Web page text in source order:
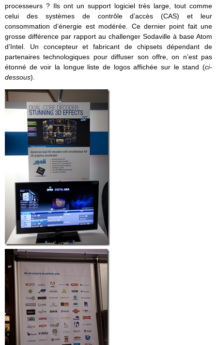
processeurs ? Ils ont un support logiciel très large, tout comme
celui des systèmes de contrôle d’accès (CAS) et leur
consommation d’énergie est modérée. Ce dernier point fait une
grosse différence par rapport au challenger Sodaville à base Atom
d’Intel. Un concepteur et fabricant de chipsets dépendant de
partenaires technologiques pour diffuser son offre, on n’est pas
étonné de voir la longue liste de logos affichée sur le stand (ci-
dessous).